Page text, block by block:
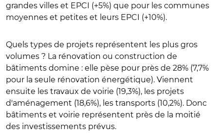
grandes villes et EPCI (+5%) que pour les communes
moyennes et petites et leurs EPCI (+10%).
Quels types de projets représentent les plus gros
volumes ? La rénovation ou construction de
bâtiments domine : elle pèse pour près de 28% (7,7%
pour la seule rénovation énergétique). Viennent
ensuite les travaux de voirie (19,3%), les projets
d'aménagement (18,6%), les transports (10,2%). Donc
bâtiments et voirie représentent près de la moitié
des investissements prévus.